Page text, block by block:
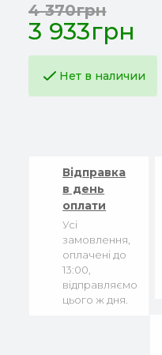
3 933грн
4 370грн
Нет в наличии
Відправка
в день
оплати
Усі
замовлення,
оплачені до
13:00,
відправляємо
цього ж дня.